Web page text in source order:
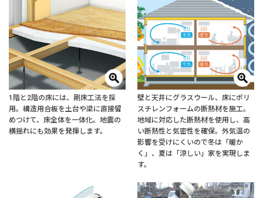
1階と2階の床には、剛床工法を採
用。構造用合板を土台や梁に直接留
めつけて、床全体を一体化。地震の
横揺れにも効果を発揮します。
壁と天井にグラスウール、床にポリ
スチレンフォームの断熱材を施工。
地域に対応した断熱材を使用し、高
い断熱性と気密性を確保。外気温の
影響を受けにくいので冬は「暖か
く」、夏は「涼しい」家を実現しま
す。